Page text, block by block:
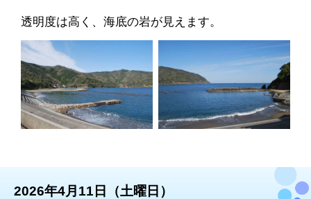
透明度は高く、海底の岩が見えます。
2026年4月11日（土曜日）